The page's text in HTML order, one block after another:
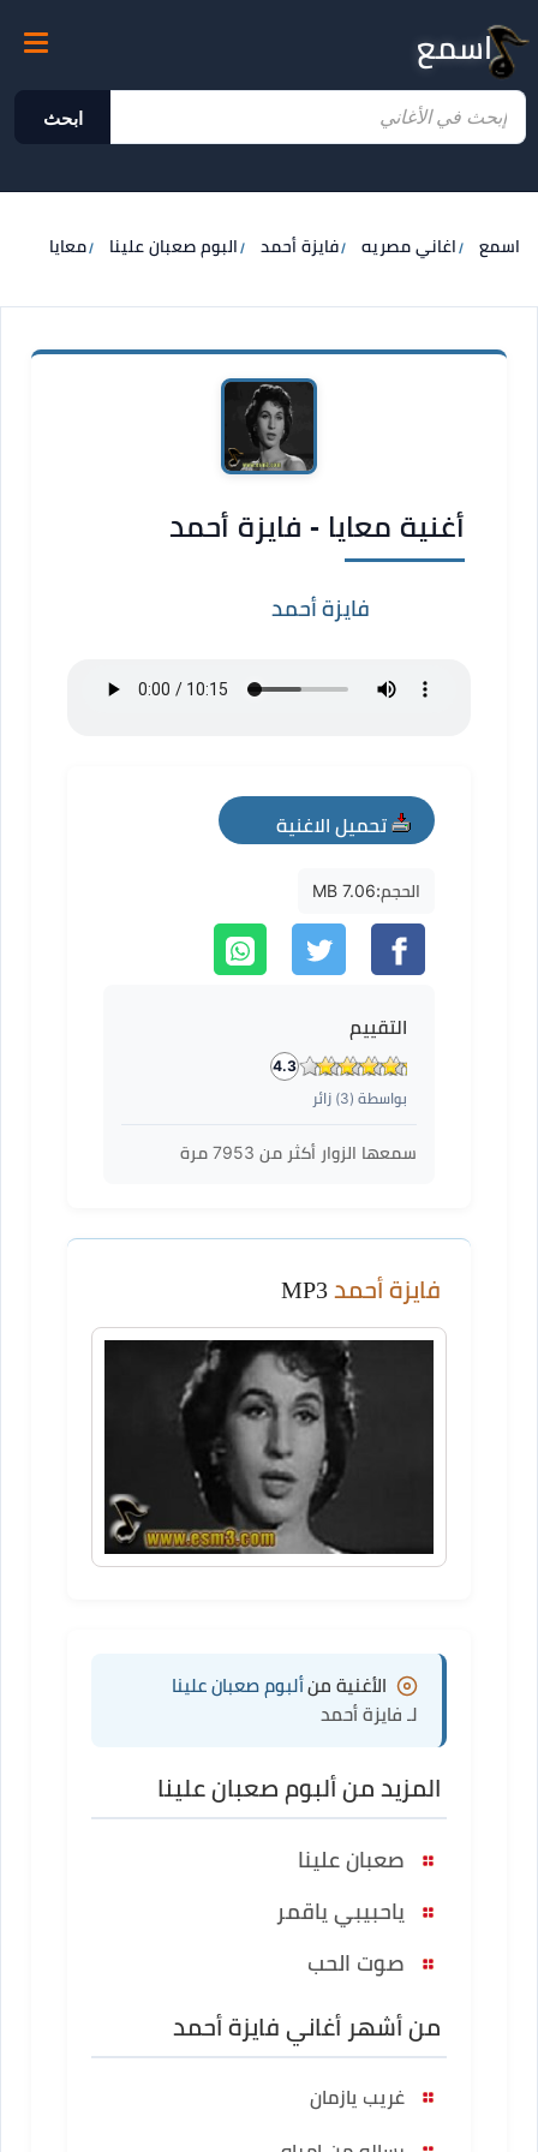
اسمع
ابحث
اسمع اغاني مصريه فايزة أحمد البوم صعبان علينا معايا
أغنية معايا - فايزة أحمد
فايزة أحمد
تحميل الاغنية
mp3
الحجم:7.06 MB
التقييم
4.3
بواسطة (3) زائر
سمعها الزوار أكثر من 7953 مرة
فايزة أحمد
الأغنية منألبوم صعبان علينا
لـ فايزة أحمد
المزيد من ألبوم صعبان علينا
صعبان علينا
ياحبيبي ياقمر
صوت الحب
من أشهر أغاني فايزة أحمد
غريب يازمان